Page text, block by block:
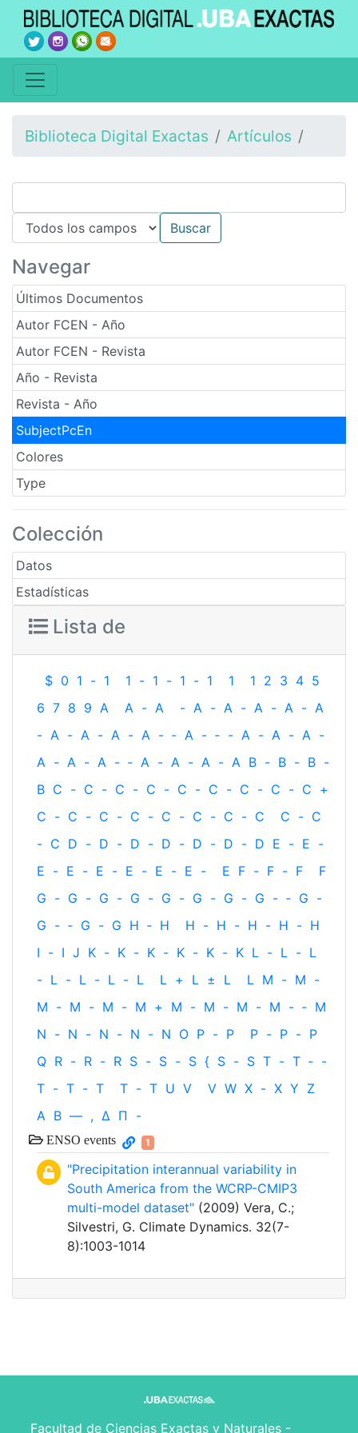
Biblioteca Digital Exactas Artículos
Navegar
Últimos Documentos
Autor FCEN - Año
Autor FCEN - Revista
Año - Revista
Revista - Año
SubjectPcEn
Colores
Type
Colección
Datos
Estadísticas
Lista de
$ 0 1 - 1 1 - 1 - 1 - 1 1 1 2 3 4 5
6 7 8 9 A A - A - A - A - A - A - A
- A - A - A - A - ‐ A - ‐ - A - A - A -
A - A - A - ‐ A - A - A - A B - B - B -
B C - C - C - C - C - C - C - C - C +
C - C - C - C - C - C - C - C C - C
- C D - D - D - D - D - D - D E - E -
E - E - E - E - E - E - E F - F - F
F
G - G - G - G - G - G - G - G - ‐ G -
G - ‐ G - G H ‐ H H - H - H - H - H
I - I J K - K - K - K - K - K L - L - L
- L - L - L - L L + L ± L L M - M -
M - M - M - M + M - M - M - M - ‐ M
N - N - N - N - N O P - P P - P - P
Q R - R - R S - S - S { S - S T - T ‐ -
T - T - T T - T U V V W X - X Y Z
Α Β — , Δ Π -
ENSO events 1
"Precipitation interannual variability in
South America from the WCRP-CMIP3
multi-model dataset" (2009) Vera, C.;
Silvestri, G. Climate Dynamics. 32(7-
8):1003-1014
Facultad de Ciencias Exactas y Naturales -